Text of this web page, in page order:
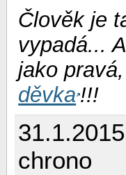
Člověk je
vypadá...
jako
děvka !!!
chrono